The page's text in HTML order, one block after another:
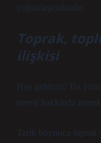
yoğunlaşmaktadır.
Toprak,
ilişkisi
Hoş geldiniz! Bu
neresi hakkında
Tarih boyunca toprak